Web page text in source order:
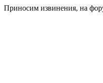
Приносим извинения, на